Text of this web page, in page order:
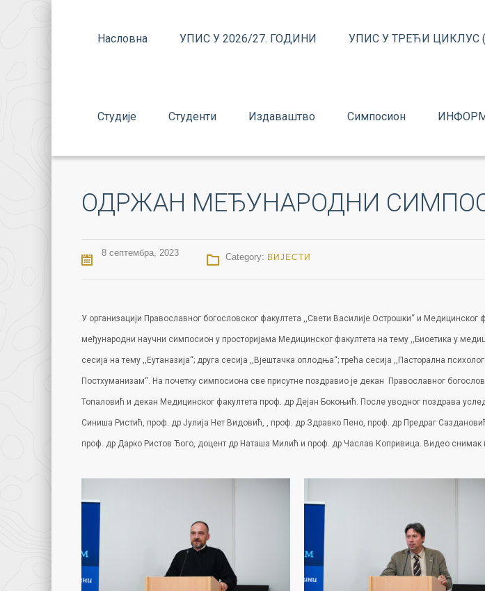
Насловна УПИС У 2026/27. ГОДИНИ УПИС У ТРЕЋИ ЦИКЛУС
Студије Студенти Издаваштво Симпосион
ОДРЖАН МЕЂУНАРОДНИ
8 септембра, 2023 Category: ВИЈЕСТИ
У организацији Православног богословског факултета ,,Свети Василије Острошки“ и
међународни научни симпосион у просторијама Медицинског факултета на тему ,,Биоетика у
сесија на тему ,,Еутаназија“; друга сесија ,,Вјештачка оплодња“; трећа сесија ,,Пасторална
Постхуманизам“. На почетку симпосиона све присутне поздравио је декан Православног
Топаловић и декан Медицинског факултета проф. др Дејан Бокоњић. После уводног поздрава
Синиша Ристић, проф. др Јулија Нет Видовић, , проф. др Здравко Пено, проф. др Предраг
проф. др Дарко Ристов Ђого, доцент др Наташа Милић и проф. др Часлав Копривица. Видео снимак